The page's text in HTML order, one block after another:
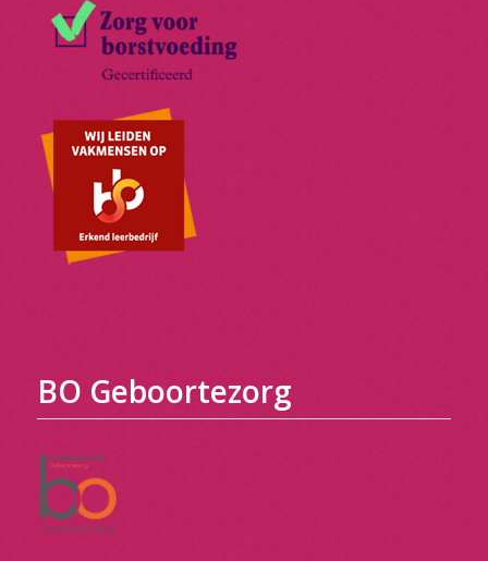
BO Geboortezorg